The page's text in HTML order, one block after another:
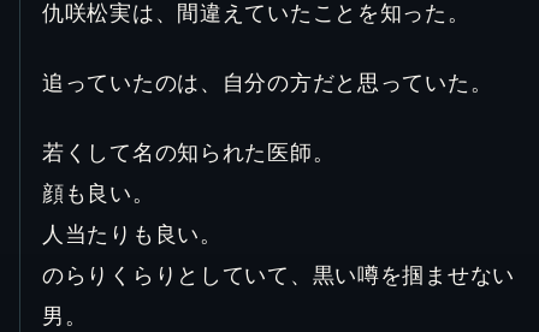
仇咲松実は、間違えていたことを知った。
追っていたのは、自分の方だと思っていた。
若くして名の知られた医師。
顔も良い。
人当たりも良い。
のらりくらりとしていて、黒い噂を掴ませない
男。